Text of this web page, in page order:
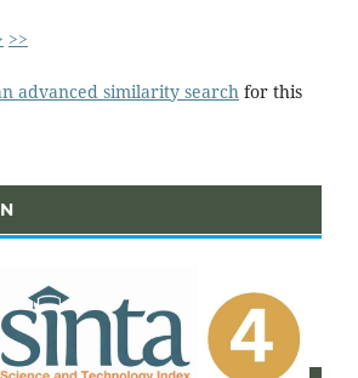
>>
advanced similarity search for this